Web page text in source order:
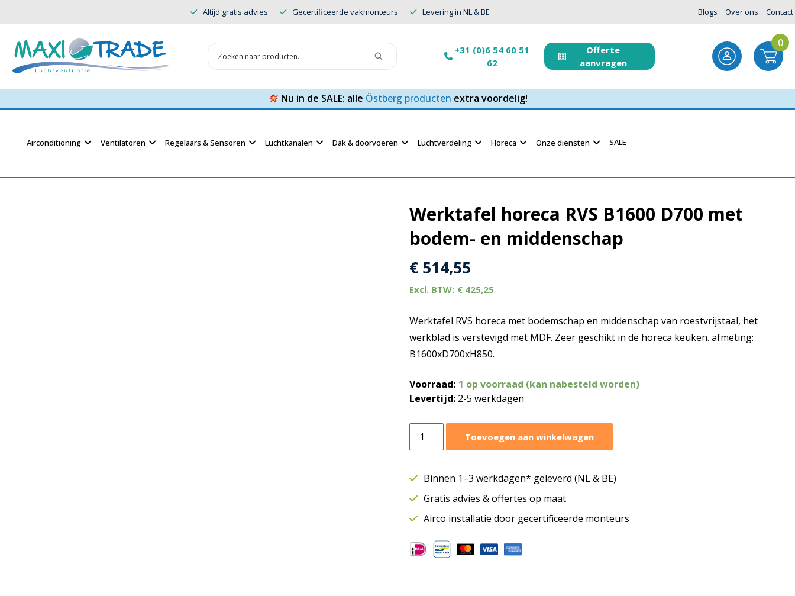
Altijd gratis advies Gecertificeerde vakmonteurs Levering in NL & BE Blogs Over ons Contact
+31 (0)6 54 60 51
62
Offerte
aanvragen
0
Nu in de SALE: alle Östberg producten extra voordelig!
Airconditioning Ventilatoren Regelaars & Sensoren Luchtkanalen Dak & doorvoeren Luchtverdeling Horeca Onze diensten SALE
Werktafel horeca RVS B1600 D700 met
bodem- en middenschap
€ 514,55
€ 425,25
Werktafel RVS horeca met bodemschap en middenschap van roestvrijstaal, het
werkblad is verstevigd met MDF. Zeer geschikt in de horeca keuken. afmeting:
B1600xD700xH850.
Voorraad: 1 op voorraad (kan nabesteld worden)
Levertijd: 2-5 werkdagen
horeca
B1600
met
bodem-
middenschap
aantal
Toevoegen aan winkelwagen
Binnen 1–3 werkdagen* geleverd (NL & BE)
Gratis advies & offertes op maat
Airco installatie door gecertificeerde monteurs